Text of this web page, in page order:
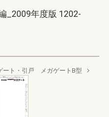
_2009年度版 1202-
ート・引戸 メガゲートB型